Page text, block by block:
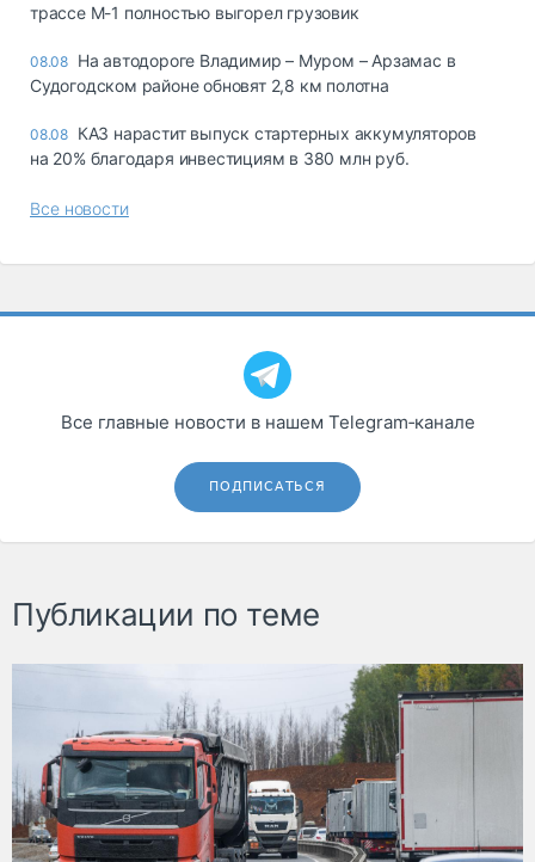
трассе М-1 полностью выгорел грузовик
08.08 На автодороге Владимир – Муром – Арзамас в
Судогодском районе обновят 2,8 км полотна
08.08 КАЗ нарастит выпуск стартерных аккумуляторов
на 20% благодаря инвестициям в 380 млн руб.
Все новости
Все главные новости в нашем Telegram‑канале
ПОДПИСАТЬСЯ
Публикации по теме